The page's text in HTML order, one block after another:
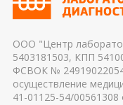
ООО "Центр
5403181503, КПП
ФСВОК №
осуществление
41-01125-54/00561308